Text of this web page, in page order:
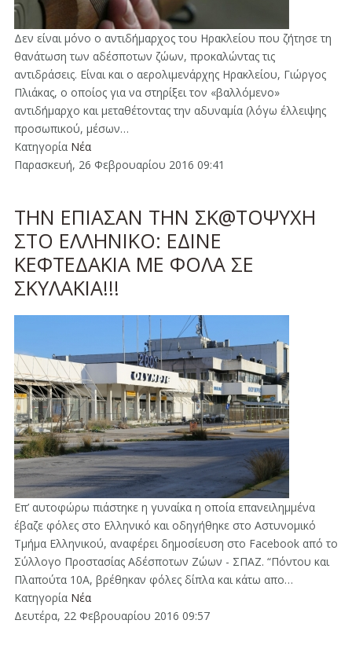
Δεν είναι μόνο ο αντιδήμαρχος του Ηρακλείου που ζήτησε τη
θανάτωση των αδέσποτων ζώων, προκαλώντας τις
αντιδράσεις. Είναι και ο αερολιμενάρχης Ηρακλείου, Γιώργος
Πλιάκας, ο οποίος για να στηρίξει τον «βαλλόμενο»
αντιδήμαρχο και μεταθέτοντας την αδυναμία (λόγω έλλειψης
προσωπικού, μέσων…
Κατηγορία Νέα
Παρασκευή, 26 Φεβρουαρίου 2016 09:41
ΤΗΝ ΕΠΙΑΣΑΝ ΤΗΝ ΣΚ@ΤΟΨΥΧΗ
ΣΤΟ ΕΛΛΗΝΙΚΟ: ΕΔΙΝΕ
ΚΕΦΤΕΔΑΚΙΑ ΜΕ ΦΟΛΑ ΣΕ
ΣΚΥΛΑΚΙΑ!!!
Επ’ αυτοφώρω πιάστηκε η γυναίκα η οποία επανειλημμένα
έβαζε φόλες στο Ελληνικό και οδηγήθηκε στο Αστυνομικό
Τμήμα Ελληνικού, αναφέρει δημοσίευση στο Facebook από το
Σύλλογο Προστασίας Αδέσποτων Ζώων - ΣΠΑΖ. “Πόντου και
Πλαπούτα 10Α, βρέθηκαν φόλες δίπλα και κάτω απο…
Κατηγορία Νέα
Δευτέρα, 22 Φεβρουαρίου 2016 09:57